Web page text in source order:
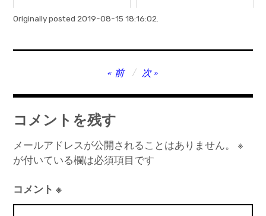
Originally posted 2019-08-15 18:16:02.
稿
ビ
ゲ
ー
シ
ョ
前 次
コメントを残す
メールアドレスが公開されることはありません。
※
が付いている欄は必須項目です
コメント※